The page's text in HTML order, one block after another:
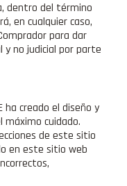
dentro del término
en cualquier caso,
para dar
no judicial por parte
ha creado el diseño y
cuidado.
de este sitio
en este sitio web